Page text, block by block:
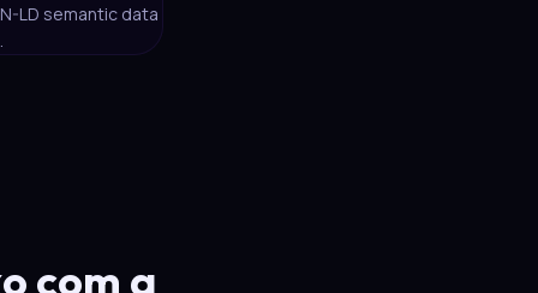
LD semantic data
com a